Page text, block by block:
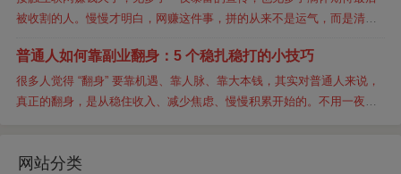
被收割的人。慢慢才明白，网赚这件事，拼的从来不是运气，而是清醒
容易踩坑。真正...
普通人如何靠副业翻身：5 个稳扎稳打的小技巧
很多人觉得 “翻身” 要靠机遇、靠人脉、靠大本钱，其实对普通人来说，
真正的翻身，是从稳住收入、减少焦虑、慢慢积累开始的。不用一夜暴
网站分类